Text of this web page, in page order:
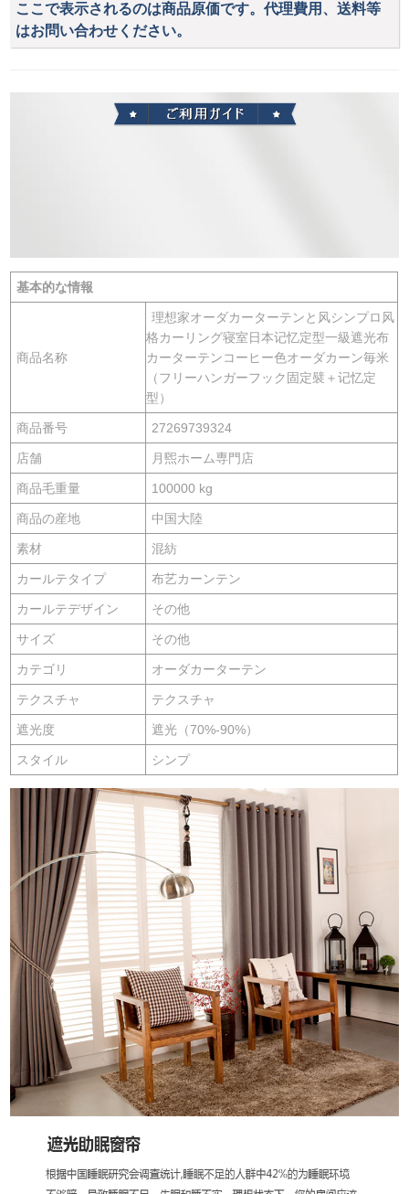
ここで表示されるのは商品原価です。代理費用、送料等
はお問い合わせください。
基本的な情報
商品名称
理想家オーダカーターテンと风シンプロ风
格カーリング寝室日本记忆定型一級遮光布
カーターテンコーヒー色オーダカーン毎米
（フリーハンガーフック固定襞＋记忆定
型）
商品番号 27269739324
店舗 月煕ホーム専門店
商品毛重量 100000 kg
商品の産地 中国大陸
素材 混紡
カールテタイプ 布艺カーンテン
カールテデザイン その他
サイズ その他
カテゴリ オーダカーターテン
テクスチャ テクスチャ
遮光度 遮光（70%-90%）
スタイル シンプ